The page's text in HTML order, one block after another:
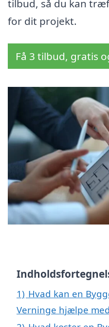
tilbud, så du kan
for dit projekt.
Få 3 tilbud, gratis
1) Hvad kan en
Verninge hjælpe